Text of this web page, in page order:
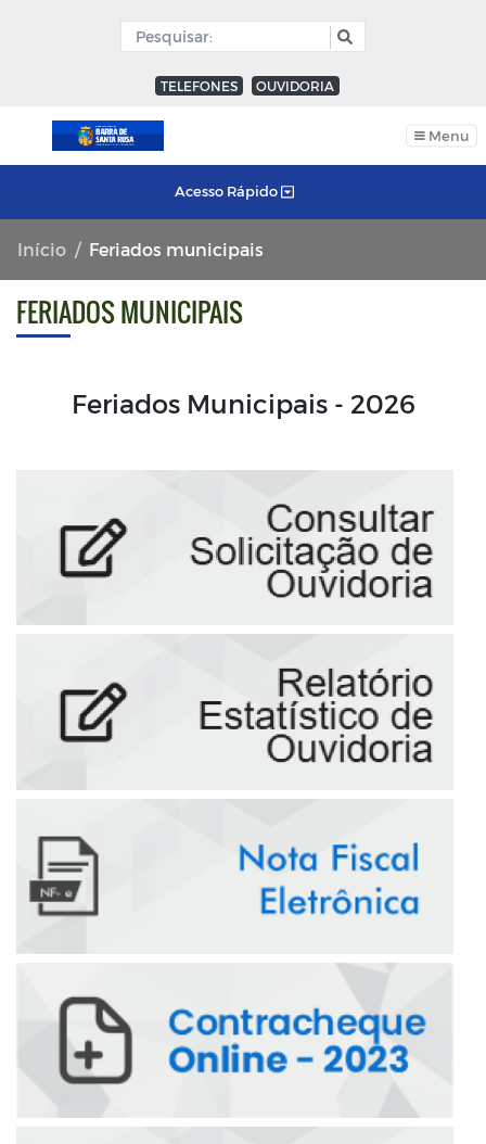
TELEFONES OUVIDORIA
Menu
Acesso Rápido
Início Feriados municipais
FERIADOS MUNICIPAIS
Feriados Municipais - 2026